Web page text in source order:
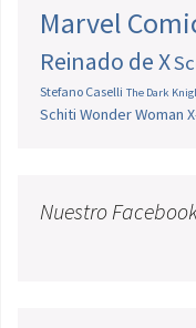
Marvel
Reinado de X
Stefano Caselli The Dark
Schiti Wonder Woman
Nuestro